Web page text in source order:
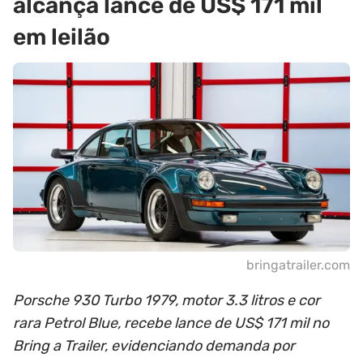
alcança lance de US$ 171 mil
em leilão
bringatrailer.com
Porsche 930 Turbo 1979, motor 3.3 litros e cor
rara Petrol Blue, recebe lance de US$ 171 mil no
Bring a Trailer, evidenciando demanda por